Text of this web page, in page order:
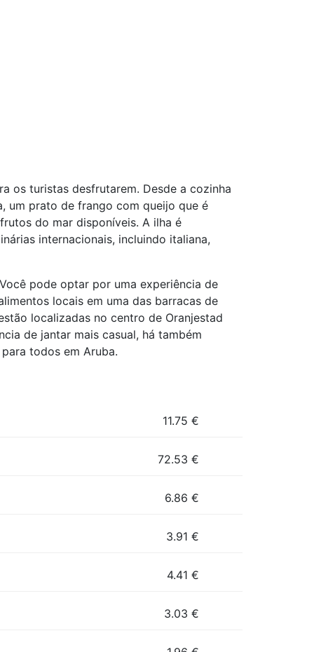
os turistas desfrutarem. Desde a cozinha
um prato de frango com queijo que é
do mar disponíveis. A ilha é
internacionais, incluindo italiana,
pode optar por uma experiência de
locais em uma das barracas de
localizadas no centro de Oranjestad
de jantar mais casual, há também
todos em Aruba.
11.75 €
72.53 €
6.86 €
3.91 €
4.41 €
3.03 €